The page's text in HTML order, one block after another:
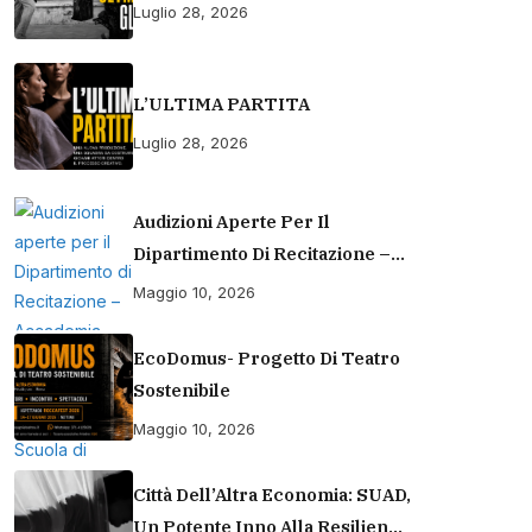
Luglio 28, 2026
L’ULTIMA PARTITA
Luglio 28, 2026
Audizioni Aperte Per Il
Dipartimento Di Recitazione –
Accademia Europea Di Danza
Recitazione A Roma
Maggio 10, 2026
EcoDomus- Progetto Di Teatro
Sostenibile
Maggio 10, 2026
Città Dell’Altra Economia: SUAD,
Un Potente Inno Alla Resilienza